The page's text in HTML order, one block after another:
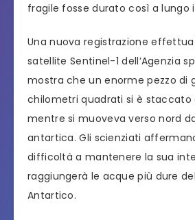
fragile fosse durato così a lungo
Una nuova registrazione
satellite Sentinel-1 dell’Agenzia
mostra che un enorme pezzo di
chilometri quadrati si è staccato
mentre si muoveva verso nord
antartica. Gli scienziati
difficoltà a mantenere la sua
raggiungerà le acque più dure
Antartico.